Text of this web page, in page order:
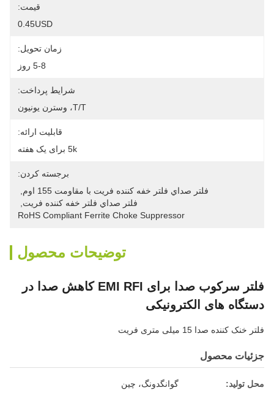
قیمت:
0.45USD
زمان تحویل:
5-8 روز
شرایط پرداخت:
T/T، وسترن یونیون
قابلیت ارائه:
5k برای یک هفته
برجسته کردن:
فلتر صداي فلتر خفه کننده فريت با مقاومت 155 اوم
فلتر صداي فلتر خفه کننده فريت
RoHS Compliant Ferrite Choke Suppressor
توضیحات محصول
فلتر سرکوب صدا برای EMI RFI کاهش صدا در
دستگاه های الکترونیکی
فلتر خنک کننده صدا 15 میلی متری فریت
جزئیات محصول
محل تولید: گوانگدونگ، چین